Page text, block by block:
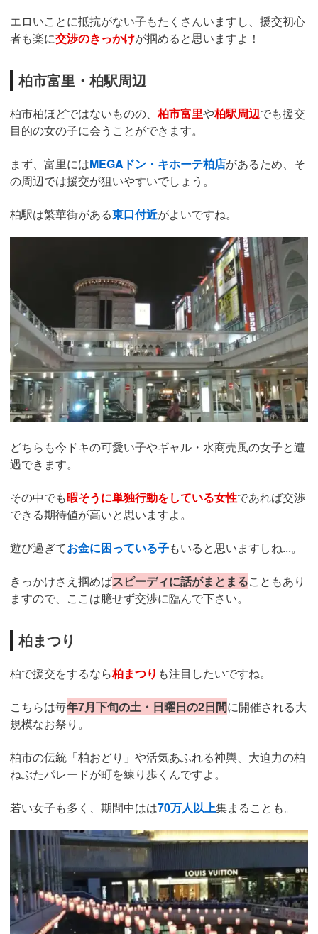
エロいことに抵抗がない子もたくさんいますし、援交初心
者も楽に交渉のきっかけが掴めると思いますよ！
柏市富里・柏駅周辺
柏市柏ほどではないものの、柏市富里や柏駅周辺でも援交
目的の女の子に会うことができます。
まず、富里にはMEGAドン・キホーテ柏店があるため、そ
の周辺では援交が狙いやすいでしょう。
柏駅は繁華街がある東口付近がよいですね。
どちらも今ドキの可愛い子やギャル・水商売風の女子と遭
遇できます。
その中でも暇そうに単独行動をしている女性であれば交渉
できる期待値が高いと思いますよ。
遊び過ぎてお金に困っている子もいると思いますしね...。
きっかけさえ掴めばスピーディに話がまとまることもあり
ますので、ここは臆せず交渉に臨んで下さい。
柏まつり
柏で援交をするなら柏まつり も注目したいですね。
こちらは毎年7月下旬の土・日曜日の2日間に開催される大
規模なお祭り。
柏市の伝統「柏おどり」や活気あふれる神輿、大迫力の柏
ねぶたパレードが町を練り歩くんですよ。
若い女子も多く、期間中はは70万人以上集まることも。